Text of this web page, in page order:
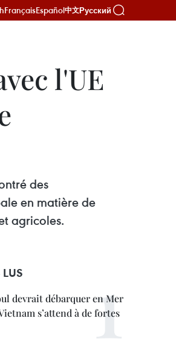
FrançaisEspañol中文Русский
l'UE
des
en matière de
agricoles.
LUS
devrait débarquer en Mer
s’attend à de fortes